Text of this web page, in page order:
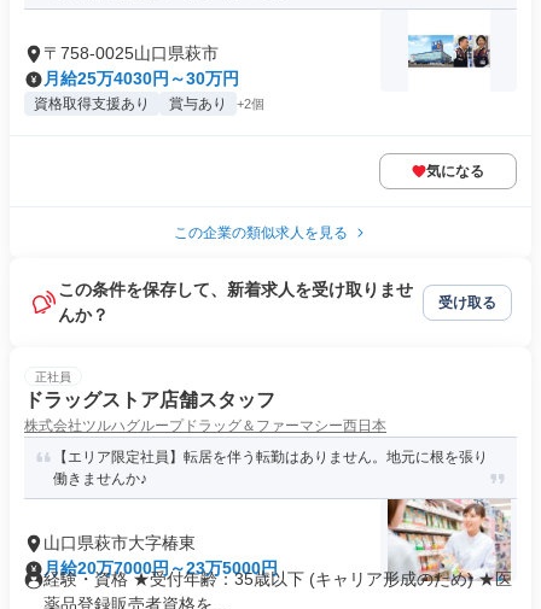
〒758-0025山口県萩市
月給25万4030円～30万円
資格取得支援あり 賞与あり +2個
気になる
この企業の類似求人を見る
この条件を保存して、新着求人を受け取りませ
んか？
受け取る
正社員
ドラッグストア店舗スタッフ
株式会社ツルハグループドラッグ＆ファーマシー西日本
【エリア限定社員】転居を伴う転勤はありません。地元に根を張り
働きませんか♪
山口県萩市大字椿東
月給20万7000円～23万5000円
経験・資格 ★受付年齢：35歳以下 (キャリア形成のため) ★医
薬品登録販売者資格を...